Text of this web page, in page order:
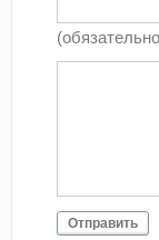
Отправить